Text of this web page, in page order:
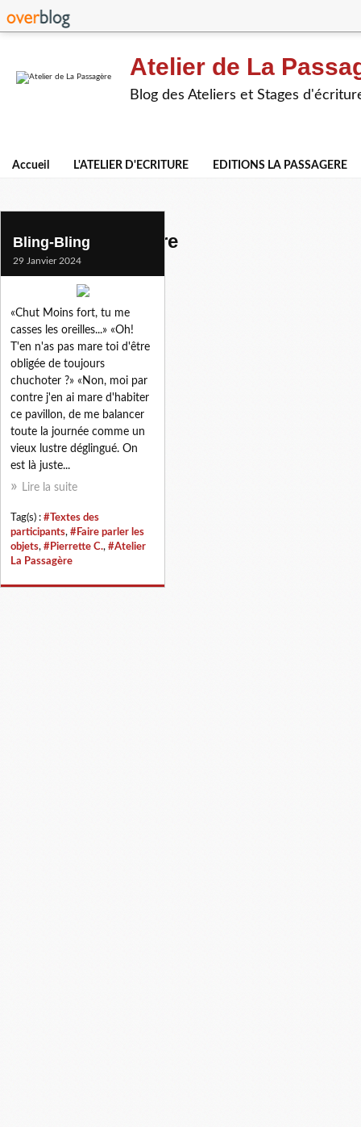
Atelier de La
Blog des Ateliers et Stages
Accueil L'ATELIER D'ECRITURE EDITIONS LA PASSAGERE
atelier la passagere
Bling-Bling
29 Janvier 2024
«Chut Moins fort, tu me
casses les oreilles...» «Oh!
T'en n'as pas mare toi d'être
obligée de toujours
chuchoter ?» «Non, moi par
contre j'en ai mare d'habiter
ce pavillon, de me balancer
toute la journée comme un
vieux lustre déglingué. On
est là juste...
Lire la suite
Tag(s) : #Textes des
participants, #Faire parler les
objets, #Pierrette C., #Atelier
La Passagère